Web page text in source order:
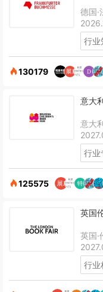
德国·
行业
130179
意大
意大
行业
125575
英国
英国·
行业